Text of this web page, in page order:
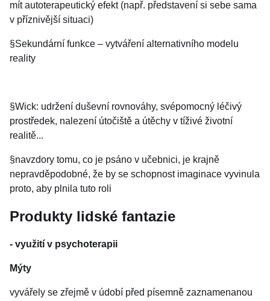
mít autoterapeutický efekt (např. představení si sebe sama
v příznivější situaci)
§Sekundární funkce – vytváření alternativního modelu
reality
§Wick: udržení duševní rovnováhy, svépomocný léčivý
prostředek, nalezení útočiště a útěchy v tíživé životní
realitě...
§navzdory tomu, co je psáno v učebnici, je krajně
nepravděpodobné, že by se schopnost imaginace vyvinula
proto, aby plnila tuto roli
Produkty lidské fantazie
- využití v psychoterapii
Mýty
vyvářely se zřejmě v údobí před písemně zaznamenanou